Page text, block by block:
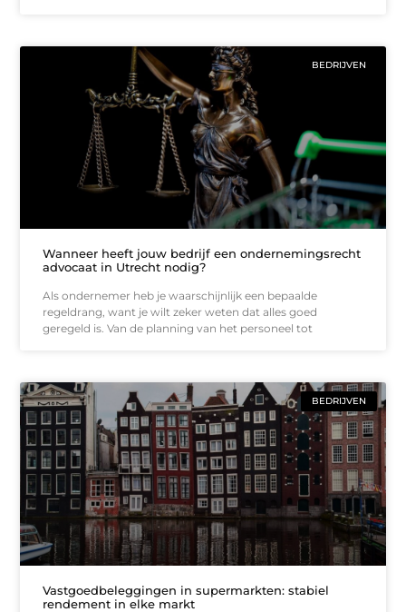
BEDRIJVEN
Wanneer heeft jouw bedrijf een ondernemingsrecht
advocaat in Utrecht nodig?
Als ondernemer heb je waarschijnlijk een bepaalde
regeldrang, want je wilt zeker weten dat alles goed
geregeld is. Van de planning van het personeel tot
BEDRIJVEN
Vastgoedbeleggingen in supermarkten: stabiel
rendement in elke markt